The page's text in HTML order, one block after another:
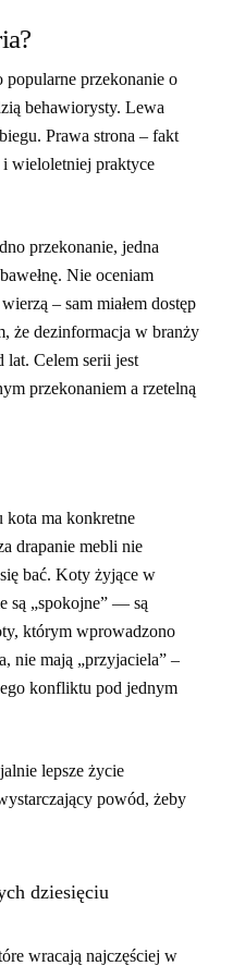
przekonanie o
behawiorysty. Lewa
Prawa strona – fakt
wieloletniej praktyce
przekonanie, jedna
Nie oceniam
– sam miałem dostęp
że dezinformacja w branży
lat. Celem serii jest
przekonaniem a rzetelną
kota ma konkretne
drapanie mebli nie
bać. Koty żyjące w
są „spokojne” — są
którym wprowadzono
nie mają „przyjaciela” –
konfliktu pod jednym
lepsze życie
powód, żeby
dziesięciu
wracają najczęściej w